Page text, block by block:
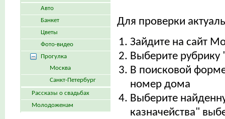
Для проверки
Зайдите на сайт
Выберите
В поисковой
номер дома
Выберите
казначейства"
Авто
Банкет
Цветы
Фото-видео
Прогулка
Москва
Санкт-Петербург
Рассказы о свадьбах
Молодоженам